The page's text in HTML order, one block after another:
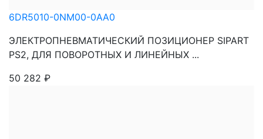
6DR5010-0NM00-0AA0
ЭЛЕКТРОПНЕВМАТИЧЕСКИЙ ПОЗИЦИОНЕР SIPART
PS2, ДЛЯ ПОВОРОТНЫХ И ЛИНЕЙНЫХ ...
50 282 ₽